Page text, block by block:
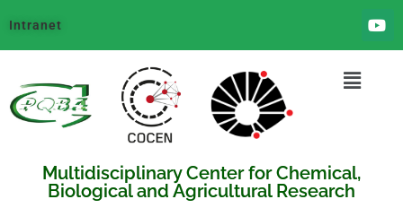
Intranet
Multidisciplinary Center for Chemical,
Biological and Agricultural Research